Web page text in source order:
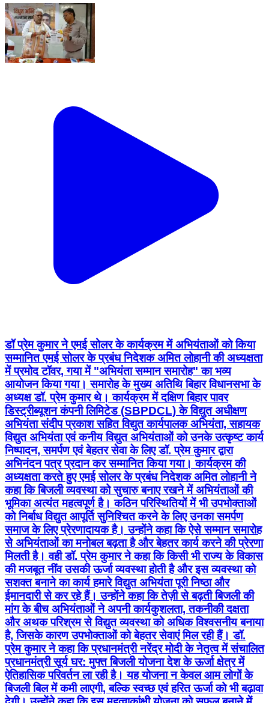
डॉ प्रेम कुमार ने एमई सोलर के कार्यक्रम में अभियंताओं को किया
सम्मानित एमई सोलर के प्रबंध निदेशक अमित लोहानी की अध्यक्षता
में प्रमोद टॉवर, गया में "अभियंता सम्मान समारोह" का भव्य
आयोजन किया गया। समारोह के मुख्य अतिथि बिहार विधानसभा के
अध्यक्ष डॉ. प्रेम कुमार थे। कार्यक्रम में दक्षिण बिहार पावर
डिस्ट्रीब्यूशन कंपनी लिमिटेड (SBPDCL) के विद्युत अधीक्षण
अभियंता संदीप प्रकाश सहित विद्युत कार्यपालक अभियंता, सहायक
विद्युत अभियंता एवं कनीय विद्युत अभियंताओं को उनके उत्कृष्ट कार्य
निष्पादन, समर्पण एवं बेहतर सेवा के लिए डॉ. प्रेम कुमार द्वारा
अभिनंदन पत्र प्रदान कर सम्मानित किया गया। कार्यक्रम की
अध्यक्षता करते हुए एमई सोलर के प्रबंध निदेशक अमित लोहानी ने
कहा कि बिजली व्यवस्था को सुचारु बनाए रखने में अभियंताओं की
भूमिका अत्यंत महत्वपूर्ण है। कठिन परिस्थितियों में भी उपभोक्ताओं
को निर्बाध विद्युत आपूर्ति सुनिश्चित करने के लिए उनका समर्पण
समाज के लिए प्रेरणादायक है। उन्होंने कहा कि ऐसे सम्मान समारोह
से अभियंताओं का मनोबल बढ़ता है और बेहतर कार्य करने की प्रेरणा
मिलती है। वही डॉ. प्रेम कुमार ने कहा कि किसी भी राज्य के विकास
की मजबूत नींव उसकी ऊर्जा व्यवस्था होती है और इस व्यवस्था को
सशक्त बनाने का कार्य हमारे विद्युत अभियंता पूरी निष्ठा और
ईमानदारी से कर रहे हैं। उन्होंने कहा कि तेज़ी से बढ़ती बिजली की
मांग के बीच अभियंताओं ने अपनी कार्यकुशलता, तकनीकी दक्षता
और अथक परिश्रम से विद्युत व्यवस्था को अधिक विश्वसनीय बनाया
है, जिसके कारण उपभोक्ताओं को बेहतर सेवाएं मिल रही हैं। डॉ.
प्रेम कुमार ने कहा कि प्रधानमंत्री नरेंद्र मोदी के नेतृत्व में संचालित
प्रधानमंत्री सूर्य घर: मुफ्त बिजली योजना देश के ऊर्जा क्षेत्र में
ऐतिहासिक परिवर्तन ला रही है। यह योजना न केवल आम लोगों के
बिजली बिल में कमी लाएगी, बल्कि स्वच्छ एवं हरित ऊर्जा को भी बढ़ावा